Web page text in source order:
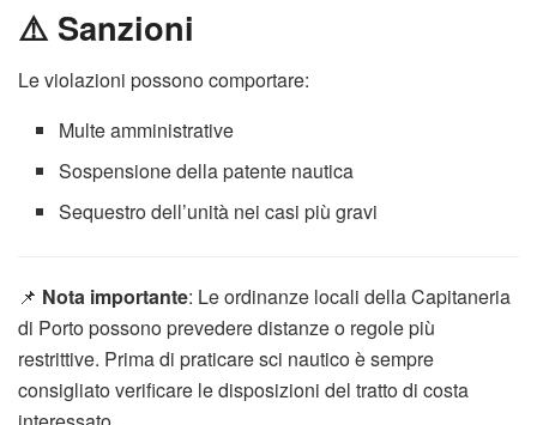
⚠️ Sanzioni
Le violazioni possono comportare:
Multe amministrative
Sospensione della patente nautica
Sequestro dell’unità nei casi più gravi
📌 Nota importante: Le ordinanze locali della Capitaneria
di Porto possono prevedere distanze o regole più
restrittive. Prima di praticare sci nautico è sempre
consigliato verificare le disposizioni del tratto di costa